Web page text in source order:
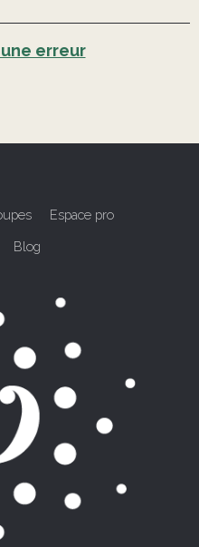
erreur
Espace pro
Blog